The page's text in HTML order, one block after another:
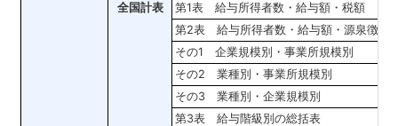
全国計表
第1表 給与所得者数・給与額・税額
第2表 給与所得者数・給与額・源泉徴収
その1 企業規模別・事業所規模別
その2 業種別・事業所規模別
その3 業種別・企業規模別
第3表 給与階級別の総括表